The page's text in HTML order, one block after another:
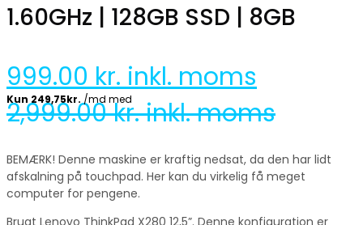
1.60GHz | 128GB SSD | 8GB
999.00 kr. inkl. moms
2,999.00kr. inkl. moms
BEMÆRK! Denne maskine er kraftig nedsat, da den har lidt
afskalning på touchpad. Her kan du virkelig få meget
computer for pengene.
Brugt Lenovo ThinkPad X280 12,5”. Denne konfiguration er